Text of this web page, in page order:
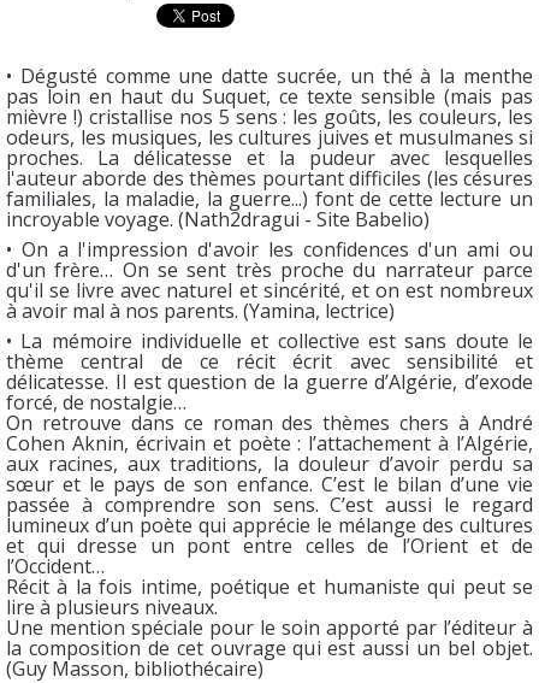
• Dégusté comme une datte sucrée, un thé à la menthe
pas loin en haut du Suquet, ce texte sensible (mais pas
mièvre !) cristallise nos 5 sens : les goûts, les couleurs, les
odeurs, les musiques, les cultures juives et musulmanes si
proches. La délicatesse et la pudeur avec lesquelles
l'auteur aborde des thèmes pourtant difficiles (les césures
familiales, la maladie, la guerre...) font de cette lecture un
incroyable voyage. (Nath2dragui - Site Babelio)
• On a l'impression d'avoir les confidences d'un ami ou
d'un frère… On se sent très proche du narrateur parce
qu'il se livre avec naturel et sincérité, et on est nombreux
à avoir mal à nos parents. (Yamina, lectrice)
• La mémoire individuelle et collective est sans doute le
thème central de ce récit écrit avec sensibilité et
délicatesse. Il est question de la guerre d’Algérie, d’exode
forcé, de nostalgie…
On retrouve dans ce roman des thèmes chers à André
Cohen Aknin, écrivain et poète : l’attachement à l’Algérie,
aux racines, aux traditions, la douleur d’avoir perdu sa
sœur et le pays de son enfance. C’est le bilan d’une vie
passée à comprendre son sens. C’est aussi le regard
lumineux d’un poète qui apprécie le mélange des cultures
et qui dresse un pont entre celles de l’Orient et de
l’Occident…
Récit à la fois intime, poétique et humaniste qui peut se
lire à plusieurs niveaux.
Une mention spéciale pour le soin apporté par l’éditeur à
la composition de cet ouvrage qui est aussi un bel objet.
(Guy Masson, bibliothécaire)